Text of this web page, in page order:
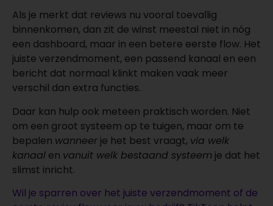
Als je merkt dat reviews nu vooral toevallig
binnenkomen, dan zit de winst meestal niet in nóg
een dashboard, maar in een betere eerste flow. Het
juiste verzendmoment, een passend kanaal en een
bericht dat normaal klinkt maken vaak meer
verschil dan extra functies.
Daar kan hulp ook meteen praktisch worden. Niet
om een groot systeem op te tuigen, maar om te
bepalen wanneer je het best vraagt, via welk
kanaal en vanuit welk bestaand systeem je dat het
slimst inricht.
Wil je sparren over het juiste verzendmoment of de